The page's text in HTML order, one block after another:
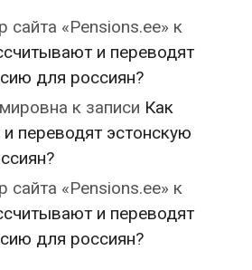
сайта «Pensions.ee» к
и переводят
для россиян?
к записи Как
переводят эстонскую
сайта «Pensions.ee» к
и переводят
для россиян?